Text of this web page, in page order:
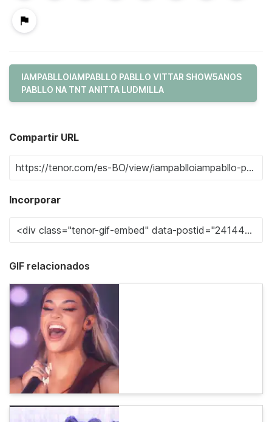
IAMPABLLOIAMPABLLO PABLLO VITTAR SHOW5ANOS
PABLLO NA TNT ANITTA LUDMILLA
Compartir URL
Incorporar
GIF relacionados